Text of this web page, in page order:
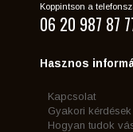
Koppintson a
06 20 987 87
Hasznos
Kapcsolat
Gyakori kérdések
Hogyan tudok